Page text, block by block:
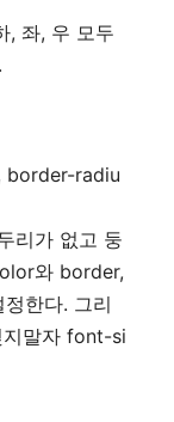
, 좌, 우 모두
border-radiu
리가 없고 둥
와 border,
한다. 그리
지말자 font-si